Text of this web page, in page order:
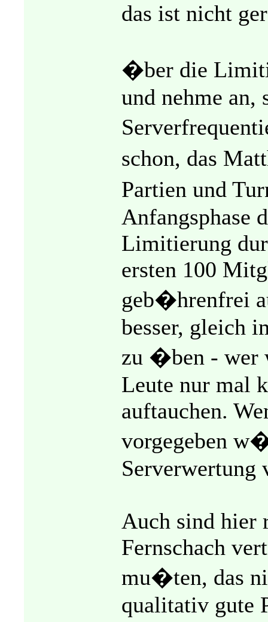
das ist nicht
�ber die
und nehme an,
schon, das
Partien und
Anfangsphase
Limitierung
ersten 100
geb�hrenfrei
besser, gleich
zu �ben - wer
Leute nur mal
auftauchen.
vorgegeben
Serverwertung
Auch sind hier
Fernschach
mu�ten, das
qualitativ gute